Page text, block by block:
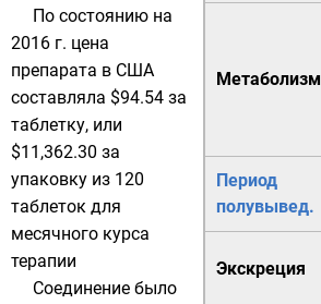
Метаболизм
Период
полувывед.
Экскреция
По состоянию на
2016 г. цена
препарата в США
составляла $94.54 за
таблетку, или
$11,362.30 за
упаковку из 120
таблеток для
месячного курса
терапии
Соединение было